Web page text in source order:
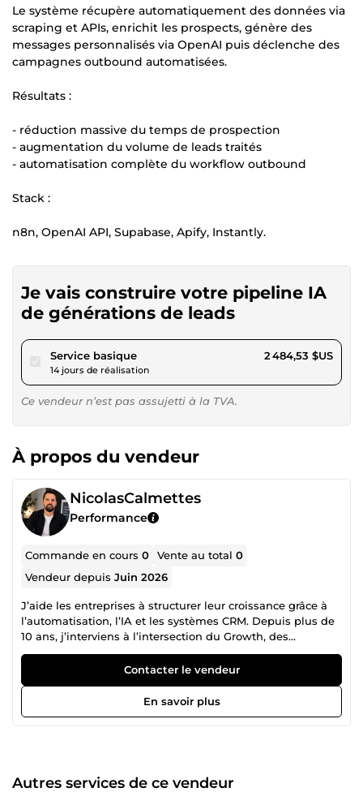
Le système récupère automatiquement des données via
scraping et APIs, enrichit les prospects, génère des
messages personnalisés via OpenAI puis déclenche des
campagnes outbound automatisées.
Résultats :
- réduction massive du temps de prospection
- augmentation du volume de leads traités
- automatisation complète du workflow outbound
Stack :
n8n, OpenAI API, Supabase, Apify, Instantly.
Je vais construire votre pipeline IA
de générations de leads
Service basiquepour 2 289,89 $US
14 jours de réalisation
2 484,53 $US
Ce vendeur n’est pas assujetti à la TVA.
À propos du vendeur
NicolasCalmettes
Performance
Commande en cours0 Vente au total0
Vendeur depuisJuin 2026
J’aide les entreprises à structurer leur croissance grâce à
l’automatisation, l’IA et les systèmes CRM. Depuis plus de
10 ans, j’interviens à l’intersection du Growth, des
opérations et de l’automation pour concevoir des
infrastructures business capables de générer des leads,
optimiser les workflows et scaler efficacement les
opérations. J’interviens principalement sur : la génération
de leads automatisée les agents IA les workflows n8n les
conçois des systèmes capables de : ✔ détecter des
prospects automatiquement ✔ enrichir et qualifier des
Contacter le vendeur
En savoir plus
Autres services de ce vendeur